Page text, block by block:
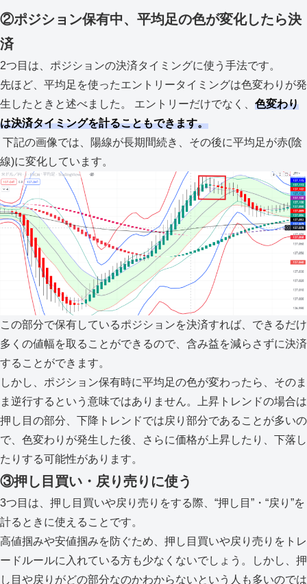
②ポジション保有中、平均足の色が変化したら決
済
2つ目は、ポジションの決済タイミングに使う手法です。
先ほど、平均足を使ったエントリータイミングは色変わりが発
生したときと述べました。 エントリーだけでなく、 色変わり
は決済タイミングを計ることもできます。
下記の画像では、陽線が長期間続き、その後に平均足が赤(陰
線)に変化しています。
この部分で保有しているポジションを決済すれば、できるだけ
多くの値幅を取ることができるので、含み益を減らさずに決済
することができます。
しかし、ポジション保有時に平均足の色が変わったら、そのま
ま逆行するという意味ではありません。上昇トレンドの場合は
押し目の部分、下降トレンドでは戻り部分であることが多いの
で、色変わりが発生した後、さらに価格が上昇したり、下落し
たりする可能性があります。
③押し目買い・戻り売りに使う
3つ目は、押し目買いや戻り売りをする際、“押し目”・“戻り”を
計るときに使えることです。
高値掴みや安値掴みを防ぐため、押し目買いや戻り売りをトレ
ードルールに入れている方も少なくないでしょう。しかし、押
し目や戻りがどの部分なのかわからないという人も多いのでは